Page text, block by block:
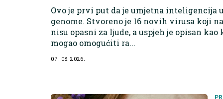
Ovo je prvi put da je umjetna inteligencija
genome. Stvoreno je 16 novih virusa koji
nisu opasni za ljude, a uspjeh je opisan
mogao omogućiti ra...
07. 08. 2026.